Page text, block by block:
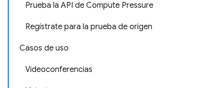
Prueba la API de Compute Pressure
Regístrate para la prueba de origen
Casos de uso
Videoconferencias